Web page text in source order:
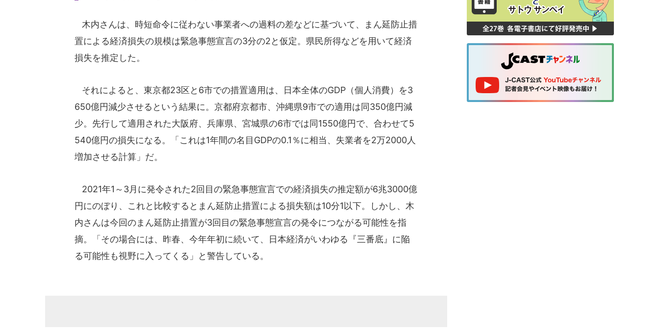
木内さんは、時短命令に従わない事業者への過料の差などに基づいて、まん延防止措
置による経済損失の規模は緊急事態宣言の3分の2と仮定。県民所得などを用いて経済
損失を推定した。
それによると、東京都23区と6市での措置適用は、日本全体のGDP（個人消費）を3
650億円減少させるという結果に。京都府京都市、沖縄県9市での適用は同350億円減
少。先行して適用された大阪府、兵庫県、宮城県の6市では同1550億円で、合わせて5
540億円の損失になる。「これは1年間の名目GDPの0.1％に相当、失業者を2万2000人
増加させる計算」だ。
2021年1～3月に発令された2回目の緊急事態宣言での経済損失の推定額が6兆3000億
円にのぼり、これと比較するとまん延防止措置による損失額は10分1以下。しかし、木
内さんは今回のまん延防止措置が3回目の緊急事態宣言の発令につながる可能性を指
摘。「その場合には、昨春、今年年初に続いて、日本経済がいわゆる『三番底』に陥
る可能性も視野に入ってくる」と警告している。